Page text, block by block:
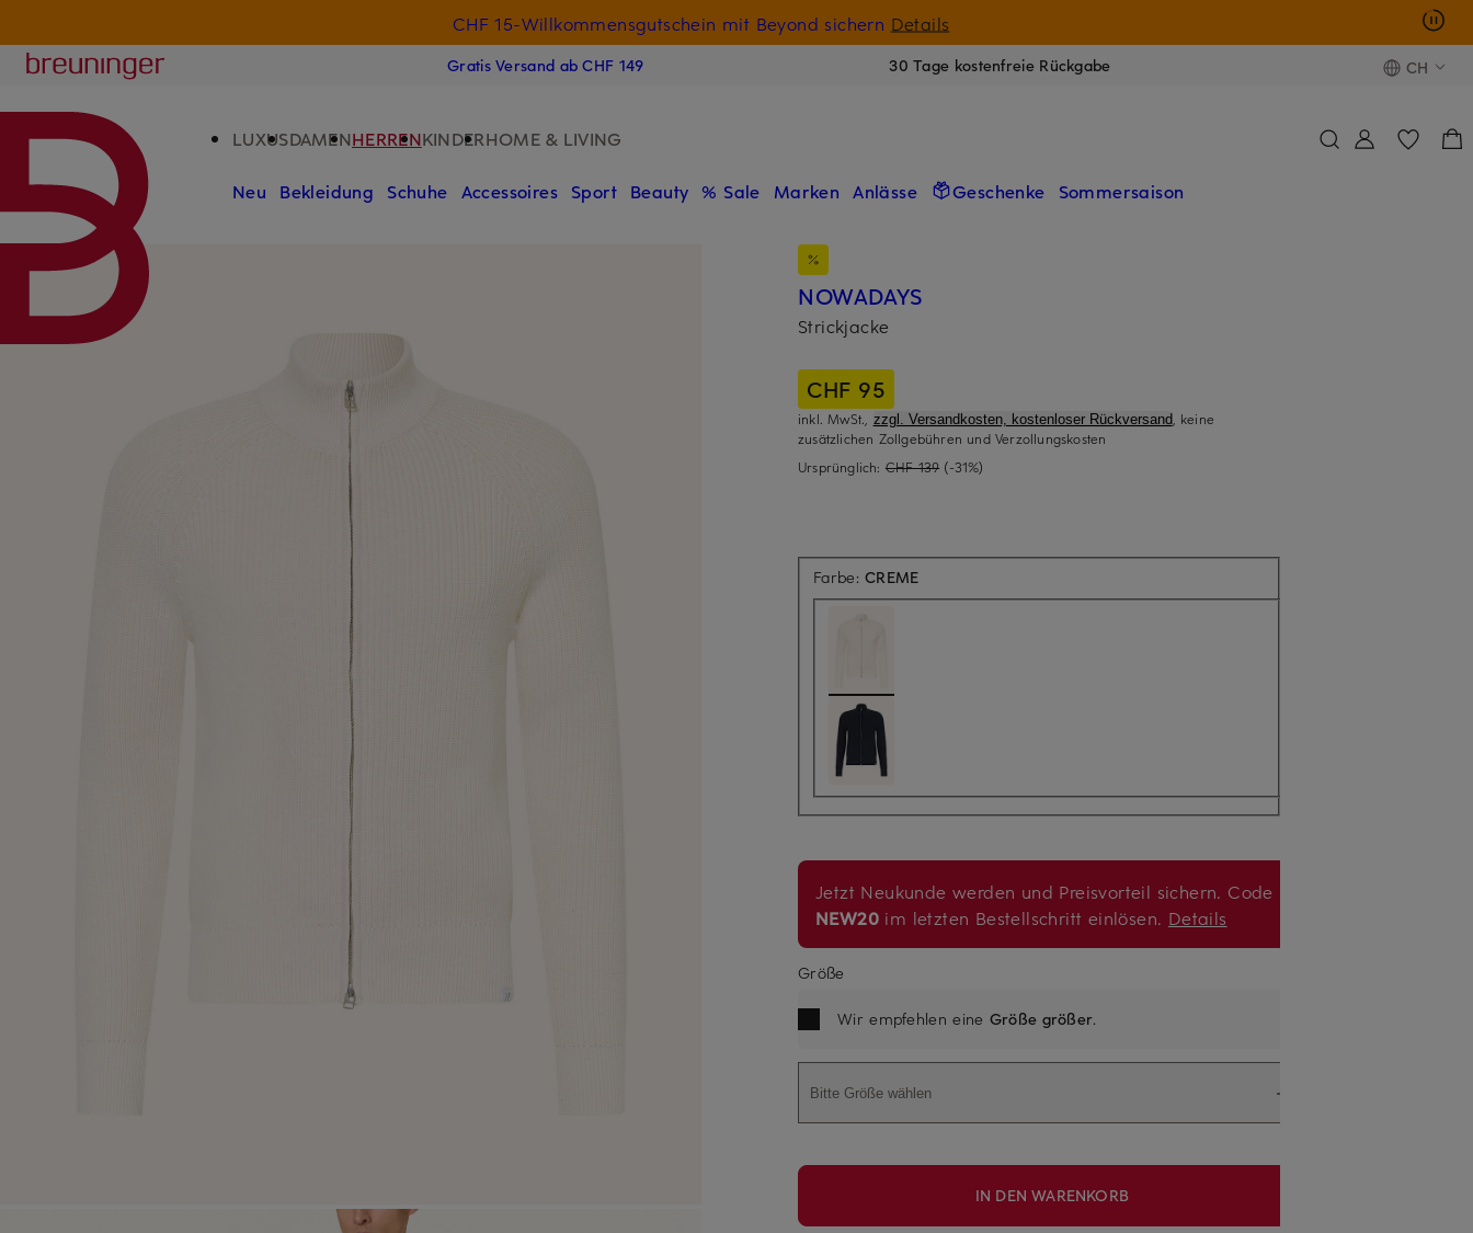
CHF 15-Willkommensgutschein mit Beyond sichern Details
Breuninger
Gratis Versand ab CHF 149 30 Tage kostenfreie Rückgabe CH
LUXUSDAMENHERRENKINDERHOME & LIVING
Neu Bekleidung Schuhe Accessoires Sport Beauty % Sale Marken Anlässe Geschenke Sommersaison
NOWADAYS
Strickjacke
CHF 95
inkl. MwSt., zzgl. Versandkosten, kostenloser Rückversand, keine
zusätzlichen Zollgebühren und Verzollungskosten
Ursprünglich: CHF 139 (-31%)
Farbe:CREME
Jetzt Neukunde werden und Preisvorteil sichern. Code
NEW20 im letzten Bestellschritt einlösen. Details
Größe
Wir empfehlen eine Größe größer.
Bitte Größe wählen
IN DEN WARENKORB